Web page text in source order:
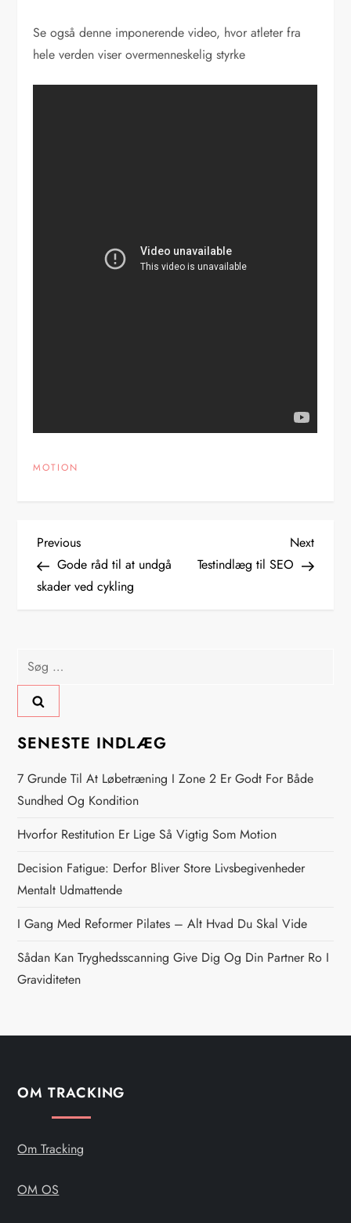
Se også denne imponerende video, hvor atleter fra
hele verden viser overmenneskelig styrke
MOTION
I
n
l
æ
g
s
n
a
v
i
g
a
t
o
n
Previous
Post
Previous
Gode råd til at undgå
skader ved cykling
Next
Post
Next
Testindlæg til SEO
Søg
efter:
SENESTE INDLÆG
7 Grunde Til At Løbetræning I Zone 2 Er Godt For Både
Sundhed Og Kondition
Hvorfor Restitution Er Lige Så Vigtig Som Motion
Decision Fatigue: Derfor Bliver Store Livsbegivenheder
Mentalt Udmattende
I Gang Med Reformer Pilates – Alt Hvad Du Skal Vide
Sådan Kan Tryghedsscanning Give Dig Og Din Partner Ro I
Graviditeten
OM TRACKING
Om Tracking
OM OS